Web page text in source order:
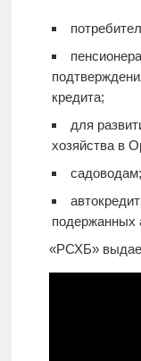
кредита;
для
хозяйства в
садоводам;
подержанных
«РСХБ»